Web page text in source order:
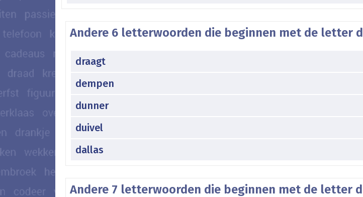
Andere 6 letterwoorden die beginnen met de letter d
draagt
dempen
dunner
duivel
dallas
Andere 7 letterwoorden die beginnen met de letter d